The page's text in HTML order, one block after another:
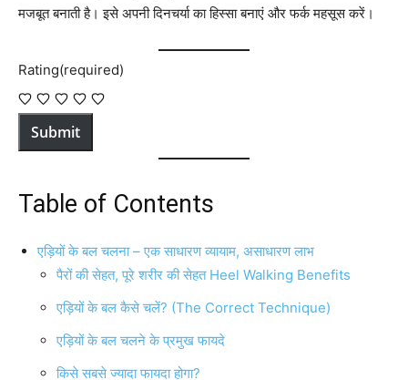
मजबूत बनाती है। इसे अपनी दिनचर्या का हिस्सा बनाएं और फर्क महसूस करें।
Rating(required)
Submit
Table of Contents
एड़ियों के बल चलना – एक साधारण व्यायाम, असाधारण लाभ
पैरों की सेहत, पूरे शरीर की सेहत Heel Walking Benefits
एड़ियों के बल कैसे चलें? (The Correct Technique)
एड़ियों के बल चलने के प्रमुख फायदे
किसे सबसे ज्यादा फायदा होगा?